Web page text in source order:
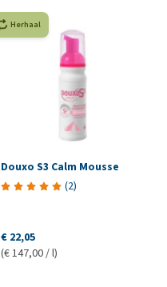
Herhaal
Douxo S3 Calm Mousse
(2)
€ 22,05
(€ 147,00 / l)